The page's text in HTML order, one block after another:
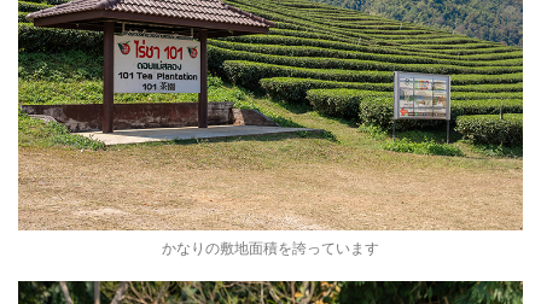
かなりの敷地面積を誇っています